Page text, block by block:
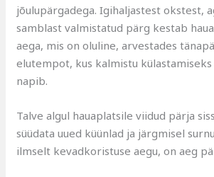
jõulupärgadega. Igihaljastest okstest,
samblast valmistatud pärg kestab
aega, mis on oluline, arvestades
elutempot, kus kalmistu
napib.
Talve algul hauaplatsile viidud pärja
süüdata uued küünlad ja järgmisel
ilmselt kevadkoristuse aegu, on aeg